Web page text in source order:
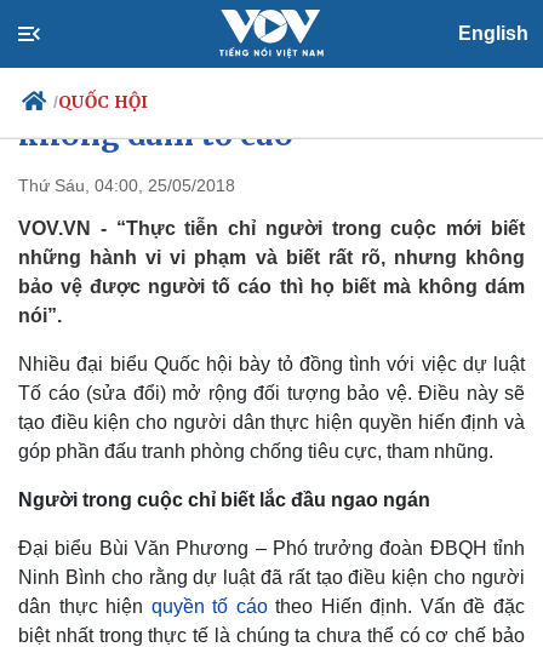
English
/QUỐC HỘI
Chính trị
Đảng
Tổ chức nhân sự
Quốc hội
Xã hội
Tin 24h
Dự báo thời tiết
Việc làm
Biển đảo
“Biết rất rõ vi phạm nhưng
không dám tố cáo”
Thứ Sáu, 04:00, 25/05/2018
VOV.VN - “Thực tiễn chỉ người trong cuộc mới biết
những hành vi vi phạm và biết rất rõ, nhưng không
bảo vệ được người tố cáo thì họ biết mà không dám
nói”.
Nhiều đại biểu Quốc hội bày tỏ đồng tình với việc dự luật
Tố cáo (sửa đổi) mở rộng đối tượng bảo vệ. Điều này sẽ
tạo điều kiện cho người dân thực hiện quyền hiến định và
góp phần đấu tranh phòng chống tiêu cực, tham nhũng.
Người trong cuộc chỉ biết lắc đầu ngao ngán
Đại biểu Bùi Văn Phương – Phó trưởng đoàn ĐBQH tỉnh
Ninh Bình cho rằng dự luật đã rất tạo điều kiện cho người
dân thực hiện quyền tố cáotheo Hiến định. Vấn đề đặc
biệt nhất trong thực tế là chúng ta chưa thể có cơ chế bảo